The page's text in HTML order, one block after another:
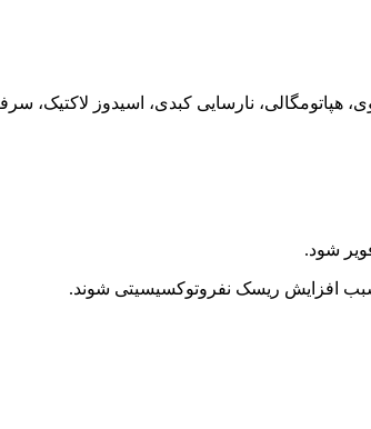
هپاتومگالی، نارسایی کبدی، اسیدوز لاکتیک،
شود.